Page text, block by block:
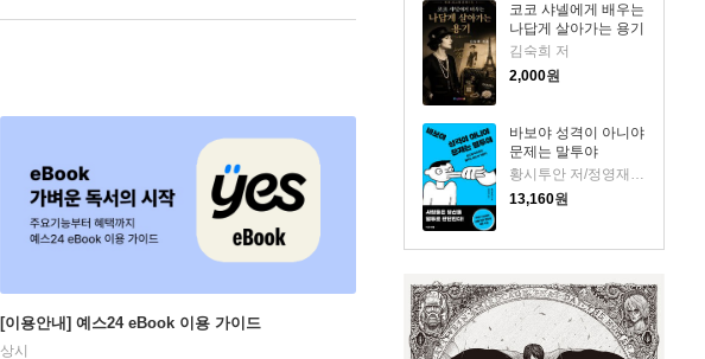
코코 샤넬에게 배우는
나답게 살아가는 용기
김숙희 저
2,000원
바보야 성격이 아니야
문제는 말투야
황시투안 저/정영재 역
13,160원
[이용안내] 예스24 eBook 이용 가이드
상시